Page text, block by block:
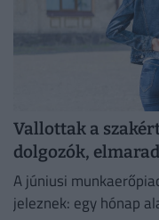
Vallottak a
dolgozók,
A júniusi
jeleznek: egy hónap